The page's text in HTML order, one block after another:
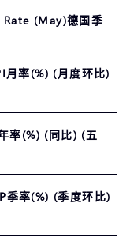
(May)德国季
率(%) (月度环比)
率(%) (同比) (五
季率(%) (季度环比)